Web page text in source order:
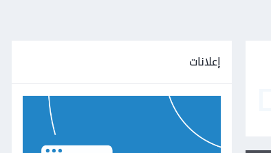
إعلانات